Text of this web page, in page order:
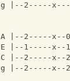
g |--2-----
A |--2-----
E |--1-----x--
C |--2-----
g |--2-----x--